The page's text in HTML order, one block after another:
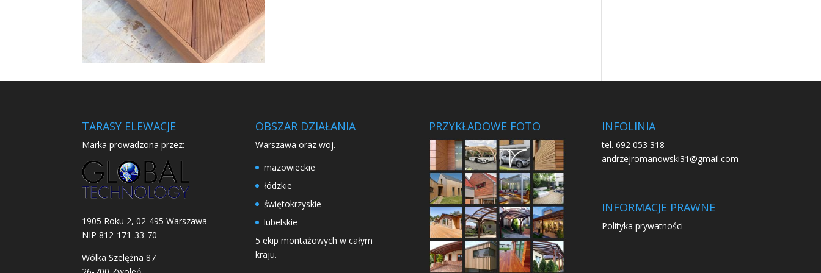
TARASY ELEWACJE
Marka prowadzona przez:
1905 Roku 2, 02-495 Warszawa
NIP 812-171-33-70
Wólka Szelężna 87
OBSZAR DZIAŁANIA
Warszawa oraz woj.
mazowieckie
łódzkie
świętokrzyskie
lubelskie
5 ekip montażowych w całym
kraju.
PRZYKŁADOWE FOTO INFOLINIA
tel. 692 053 318
andrzejromanowski31@gmail.com
INFORMACJE PRAWNE
Polityka prywatności